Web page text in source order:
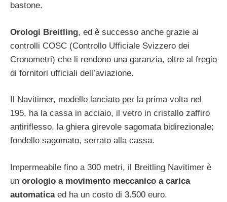
bastone.
Orologi Breitling, ed è successo anche grazie ai
controlli COSC (Controllo Ufficiale Svizzero dei
Cronometri) che li rendono una garanzia, oltre al fregio
di fornitori ufficiali dell’aviazione.
Il Navitimer, modello lanciato per la prima volta nel
195, ha la cassa in acciaio, il vetro in cristallo zaffiro
antiriflesso, la ghiera girevole sagomata bidirezionale;
fondello sagomato, serrato alla cassa.
Impermeabile fino a 300 metri, il Breitling Navitimer è
un orologio a movimento meccanico a carica
automaticaed ha un costo di 3.500 euro.